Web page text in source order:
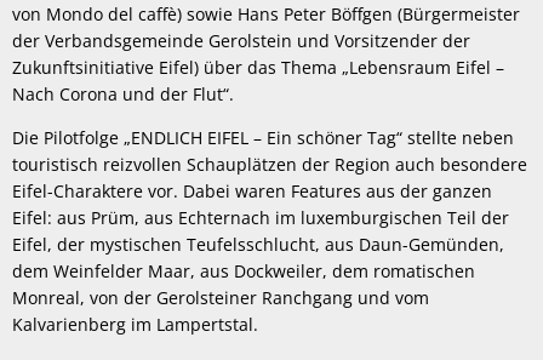
von Mondo del caffè) sowie Hans Peter Böffgen (Bürgermeister
der Verbandsgemeinde Gerolstein und Vorsitzender der
Zukunftsinitiative Eifel) über das Thema „Lebensraum Eifel –
Nach Corona und der Flut“.
Die Pilotfolge „ENDLICH EIFEL – Ein schöner Tag“ stellte neben
touristisch reizvollen Schauplätzen der Region auch besondere
Eifel-Charaktere vor. Dabei waren Features aus der ganzen
Eifel: aus Prüm, aus Echternach im luxemburgischen Teil der
Eifel, der mystischen Teufelsschlucht, aus Daun-Gemünden,
dem Weinfelder Maar, aus Dockweiler, dem romatischen
Monreal, von der Gerolsteiner Ranchgang und vom
Kalvarienberg im Lampertstal.